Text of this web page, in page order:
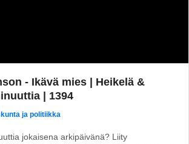
- Ikävä mies | Heikelä &
| 1394
ja politiikka
jokaisena arkipäivänä? Liity